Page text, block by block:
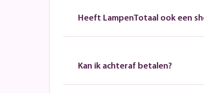
Heeft LampenTotaal ook een
Kan ik achteraf betalen?